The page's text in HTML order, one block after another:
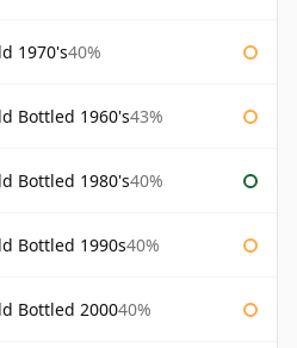
1970's40%
Bottled 1960's43%
Bottled 1980's40%
Bottled 1990s40%
Bottled 200040%